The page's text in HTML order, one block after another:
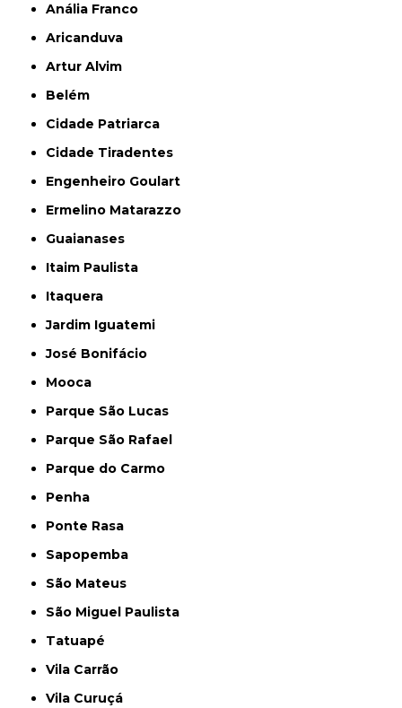
Anália Franco
Aricanduva
Artur Alvim
Belém
Cidade Patriarca
Cidade Tiradentes
Engenheiro Goulart
Ermelino Matarazzo
Guaianases
Itaim Paulista
Itaquera
Jardim Iguatemi
José Bonifácio
Mooca
Parque São Lucas
Parque São Rafael
Parque do Carmo
Penha
Ponte Rasa
Sapopemba
São Mateus
São Miguel Paulista
Tatuapé
Vila Carrão
Vila Curuçá